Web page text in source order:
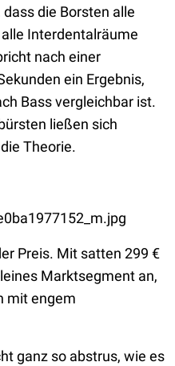
die Borsten alle
Interdentalräume
nach einer
ein Ergebnis,
Bass vergleichbar ist.
ließen sich
Theorie.
Preis. Mit satten 299 €
Marktsegment an,
mit engem
ganz so abstrus, wie es